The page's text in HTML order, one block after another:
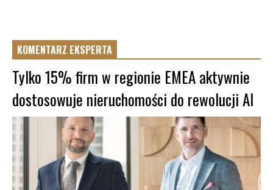
KOMENTARZ EKSPERTA
Tylko 15% firm w regionie EMEA aktywnie
dostosowuje nieruchomości do rewolucji AI